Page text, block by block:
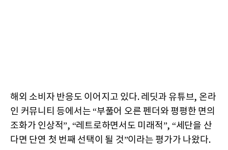
해외 소비자 반응도 이어지고 있다. 레딧과 유튜브, 온라
인 커뮤니티 등에서는 “부풀어 오른 펜더와 평평한 면의
조화가 인상적”, “레트로하면서도 미래적”, “세단을 산
다면 단연 첫 번째 선택이 될 것”이라는 평가가 나왔다.